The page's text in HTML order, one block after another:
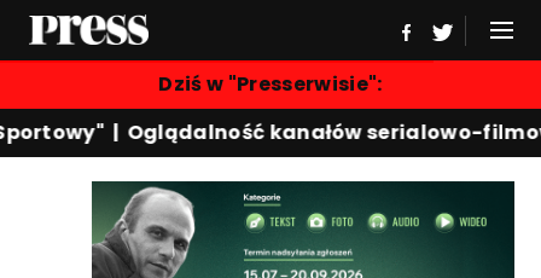
Dziś w "Presserwisie":
|Oglądalność kanałów serialowo-